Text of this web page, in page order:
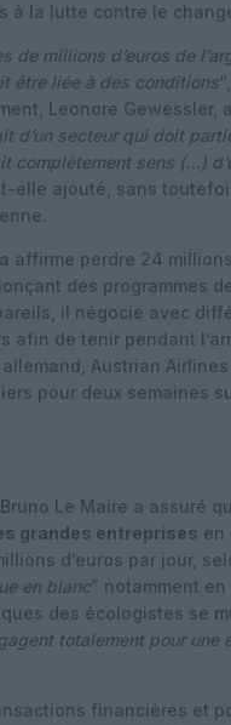
la lutte contre le
de millions d’euros de
être liée à des conditions
Leonore Gewessler,
d’un secteur qui doit
complètement sens (…)
t-elle ajouté, sans
affirme perdre 24
des programmes
il négocie avec
afin de tenir pendant
Austrian
pour deux semaines
Le Maire a assuré
grandes entreprises en
d’euros par jour,
en blanc” notamment
des écologistes se
totalement pour une
financières et